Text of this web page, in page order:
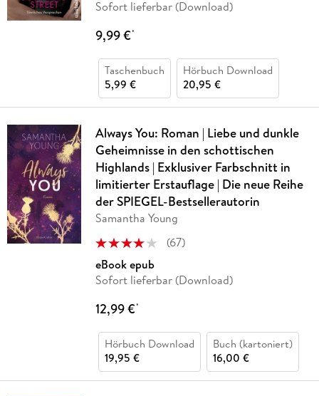
Sofort lieferbar (Download)
9,99 €*
Taschenbuch
5,99 €
Hörbuch Download
20,95 €
Always You: Roman | Liebe und dunkle
Geheimnisse in den schottischen
Highlands | Exklusiver Farbschnitt in
limitierter Erstauflage | Die neue Reihe
der SPIEGEL-Bestsellerautorin
Samantha Young
(67)
eBook epub
Sofort lieferbar (Download)
12,99 €*
Hörbuch Download
19,95 €
Buch (kartoniert)
16,00 €